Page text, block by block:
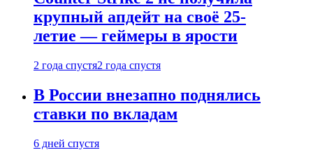
крупный апдейт на своё 25-
летие — геймеры в ярости
2 года спустя2 года спустя
В России внезапно поднялись
ставки по вкладам
6 дней спустя